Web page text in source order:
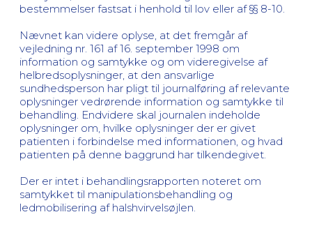
bestemmelser fastsat i henhold til lov eller af §§ 8-10.
Nævnet kan videre oplyse, at det fremgår af
vejledning nr. 161 af 16. september 1998 om
information og samtykke og om videregivelse af
helbredsoplysninger, at den ansvarlige
sundhedsperson har pligt til journalføring af relevante
oplysninger vedrørende information og samtykke til
behandling. Endvidere skal journalen indeholde
oplysninger om, hvilke oplysninger der er givet
patienten i forbindelse med informationen, og hvad
patienten på denne baggrund har tilkendegivet.
Der er intet i behandlingsrapporten noteret om
samtykket til manipulationsbehandling og
ledmobilisering af halshvirvelsøjlen.